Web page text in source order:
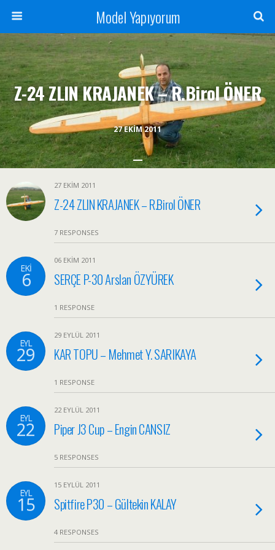
Model Yapıyorum
27 EKIM 2011
Z-24 ZLIN KRAJANEK – R.Birol ÖNER
27 EKIM 2011
Z-24 ZLIN KRAJANEK – R.Birol ÖNER
7 RESPONSES
EKI
6
06 EKIM 2011
SERÇE P-30 Arslan ÖZYÜREK
1 RESPONSE
EYL
29
29 EYLÜL 2011
KAR TOPU – Mehmet Y. SARIKAYA
1 RESPONSE
EYL
22
22 EYLÜL 2011
Piper J3 Cup – Engin CANSIZ
5 RESPONSES
EYL
15
15 EYLÜL 2011
Spitfire P30 – Gültekin KALAY
4 RESPONSES